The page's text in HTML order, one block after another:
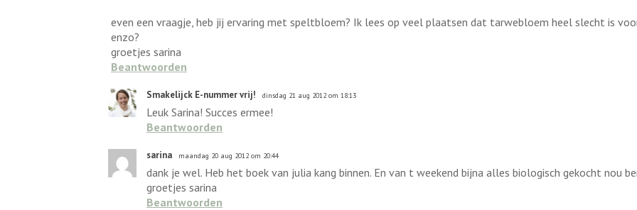
even een vraagje, heb jij ervaring met speltbloem? Ik lees op veel plaatsen dat tarwebloem heel slecht is
enzo?
groetjes sarina
Beantwoorden
Smakelijck E-nummer vrij! dinsdag 21 aug 2012 om 18:13
Leuk Sarina! Succes ermee!
Beantwoorden
sarina maandag 20 aug 2012 om 20:44
dank je wel. Heb het boek van julia kang binnen. En van t weekend bijna alles biologisch gekocht nou
groetjes sarina
Beantwoorden